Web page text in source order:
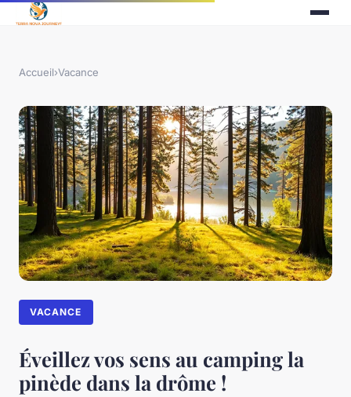
Accueil›Vacance
VACANCE
Éveillez vos sens au camping la
pinède dans la drôme !